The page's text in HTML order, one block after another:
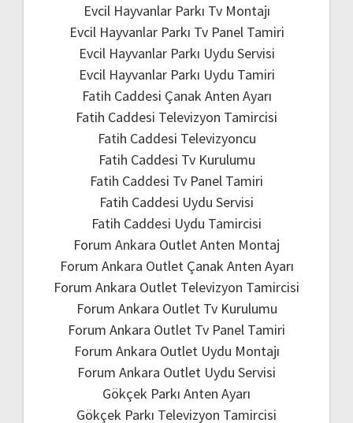
Evcil Hayvanlar Parkı Tv Montajı
Evcil Hayvanlar Parkı Tv Panel Tamiri
Evcil Hayvanlar Parkı Uydu Servisi
Evcil Hayvanlar Parkı Uydu Tamiri
Fatih Caddesi Çanak Anten Ayarı
Fatih Caddesi Televizyon Tamircisi
Fatih Caddesi Televizyoncu
Fatih Caddesi Tv Kurulumu
Fatih Caddesi Tv Panel Tamiri
Fatih Caddesi Uydu Servisi
Fatih Caddesi Uydu Tamircisi
Forum Ankara Outlet Anten Montaj
Forum Ankara Outlet Çanak Anten Ayarı
Forum Ankara Outlet Televizyon Tamircisi
Forum Ankara Outlet Tv Kurulumu
Forum Ankara Outlet Tv Panel Tamiri
Forum Ankara Outlet Uydu Montajı
Forum Ankara Outlet Uydu Servisi
Gökçek Parkı Anten Ayarı
Gökçek Parkı Televizyon Tamircisi